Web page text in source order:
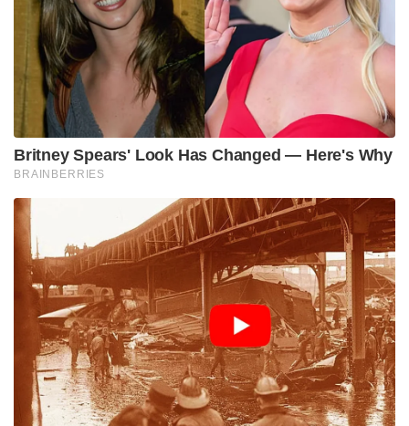
Britney Spears' Look Has Changed — Here's Why
BRAINBERRIES